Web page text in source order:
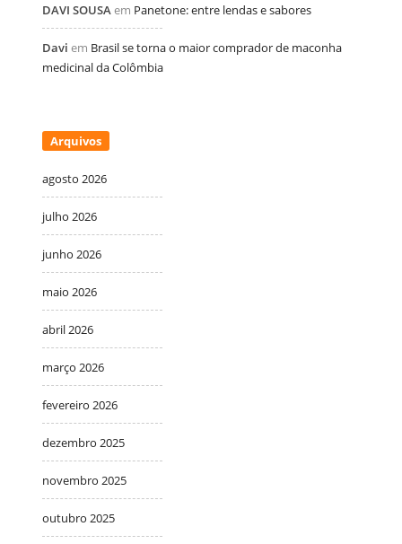
DAVI SOUSAem Panetone: entre lendas e sabores
Davi em Brasil se torna o maior comprador de maconha
medicinal da Colômbia
Arquivos
agosto 2026
julho 2026
junho 2026
maio 2026
abril 2026
março 2026
fevereiro 2026
dezembro 2025
novembro 2025
outubro 2025